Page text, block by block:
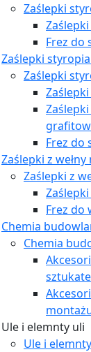
Zaślepki
Zaślepki
Frez do
Zaślepki
Zaślepki
Frez do
Zaślepki z
Zaślepki z
Frez do
Chemia
Chemia
Ule i elemnty uli
Ule i